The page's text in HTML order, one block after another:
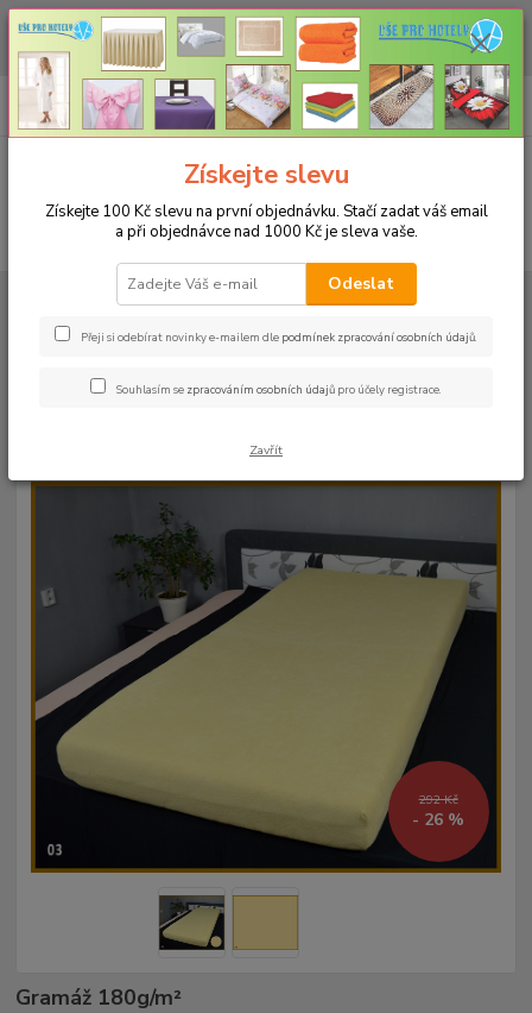
CHCETE NAKOUPIT VĚTŠÍ MNOŽSTVÍ NAŠICH PRODUKTŮ ZA LEPŠÍ
CENU? Klikněte ZDE
CZK
+420 773 794 023
Pondělí-pátek 9-16 hodin
0ks
za0 Kč
PROSTĚRADLA
Bavlněné prostěradla JERSEY s gumou - 45 barev
barva 03 banánová
Bavlněné prostěradlo JERSEY
292 Kč
- 26 %
Gramáž 180g/m²­
Získejte slevu
Získejte 100 Kč slevu na první objednávku. Stačí zadat váš email
a při objednávce nad 1000 Kč je sleva vaše.
Odeslat
Přeji si odebírat novinky e-mailem dle podmínek zpracování osobních údajů.
Souhlasím se zpracováním osobních údajů pro účely registrace.
Zavřít